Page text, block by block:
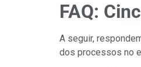
FAQ:
A seguir,
dos processos no